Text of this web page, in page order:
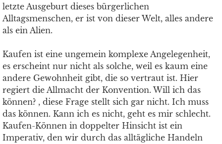
letzte Ausgeburt dieses bürgerlichen
Alltagsmenschen, er ist von dieser Welt, alles andere
als ein Alien.
Kaufen ist eine ungemein komplexe Angelegenheit,
es erscheint nur nicht als solche, weil es kaum eine
andere Gewohnheit gibt, die so vertraut ist. Hier
regiert die Allmacht der Konvention. Will ich das
können? , diese Frage stellt sich gar nicht. Ich muss
das können. Kann ich es nicht, geht es mir schlecht.
Kaufen-Können in doppelter Hinsicht ist ein
Imperativ, den wir durch das alltägliche Handeln